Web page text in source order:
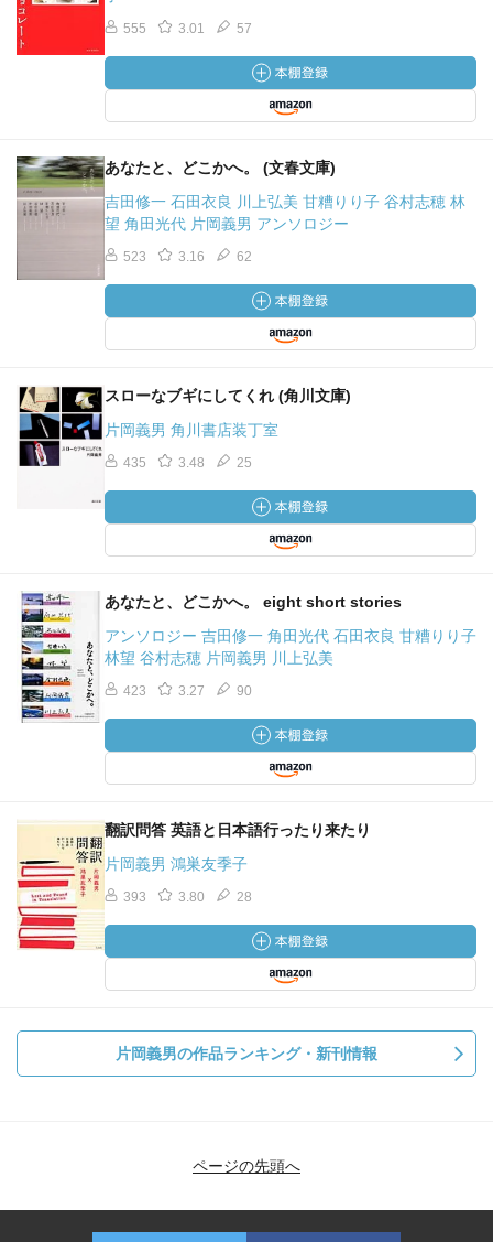
555 3.01 57
あなたと、どこかへ。 (文春文庫)
吉田修一 石田衣良 川上弘美 甘糟りり子 谷村志穂 林
望 角田光代 片岡義男 アンソロジー
523 3.16 62
スローなブギにしてくれ (角川文庫)
片岡義男 角川書店装丁室
435 3.48 25
あなたと、どこかへ。 eight short stories
アンソロジー 吉田修一 角田光代 石田衣良 甘糟りり子
林望 谷村志穂 片岡義男 川上弘美
423 3.27 90
翻訳問答 英語と日本語行ったり来たり
片岡義男 鴻巣友季子
393 3.80 28
片岡義男の作品ランキング・新刊情報
ページの先頭へ